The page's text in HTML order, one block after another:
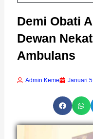
Demi Obati
Dewan
Ambulans
Admin Keme Januari